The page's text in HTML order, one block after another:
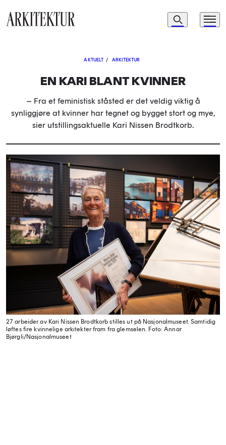
Navigasjon
Søk Meny
AKTUELT / ARKITEKTUR
EN KARI BLANT KVINNER
– Fra et feministisk ståsted er det veldig viktig å
synliggjøre at kvinner har tegnet og bygget stort og mye,
sier utstillingsaktuelle Kari Nissen Brodtkorb.
27 arbeider av Kari Nissen Brodtkorb stilles ut på Nasjonalmuseet. Samtidig
løftes fire kvinnelige arkitekter fram fra glemselen. Foto: Annar
Bjørgli/Nasjonalmuseet